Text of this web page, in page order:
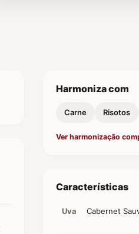
Harmoniza com
Carne Risotos
Ver harmonização
Características
Uva
Cabernet